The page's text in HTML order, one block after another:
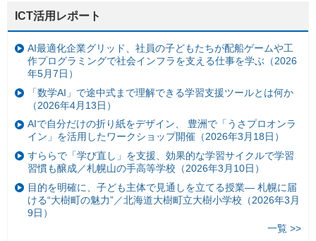
ICT活用レポート
AI最適化企業グリッド、社員の子どもたちが配船ゲームや工
作プログラミングで社会インフラを支える仕事を学ぶ（2026
年5月7日）
「数学AI」で途中式まで理解できる学習支援ツールとは何か
（2026年4月13日）
AIで自分だけの折り紙をデザイン、 豊洲で「うさプロオンラ
イン」を活用したワークショップ開催（2026年3月18日）
すららで「学び直し」を支援、効果的な学習サイクルで学習
習慣も醸成／札幌山の手高等学校（2026年3月10日）
目的を明確に、子ども主体で見通しを立てる授業— 札幌に届
ける“大樹町の魅力”／北海道大樹町立大樹小学校（2026年3月
9日）
一覧 >>